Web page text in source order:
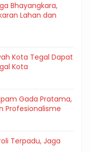
Bhayangkara,
Lahan dan
Kota Tegal Dapat
Kota
Gada Pratama,
Profesionalisme
Terpadu, Jaga